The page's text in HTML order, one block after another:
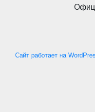
Сайт работает на